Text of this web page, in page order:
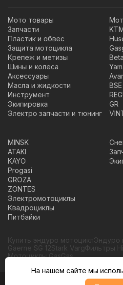
Мото товары
Запчасти
Пластик и обвес
Защита мотоцикла
Крепеж и метизы
Шины и колеса
Аксессуары
Масла и жидкости
Инструмент
Экипировка
Электро запчасти и тюнинг
Beta
BSE
GR
MINSK
ATAKI
KAYO
Progasi
GROZA
ZONTES
Электромотоциклы
Квадроциклы
Питбайки
Купить эндуро мотоциклЭндуро
Gaerne SG 12Stark VargФильтры
Мотоциклы GasGas
На нашем сайте мы